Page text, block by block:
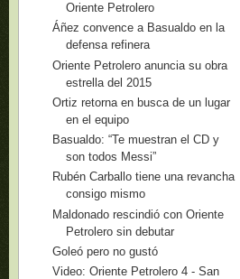
Oriente Petrolero
Áñez convence a Basualdo en la
defensa refinera
Oriente Petrolero anuncia su obra
estrella del 2015
Ortiz retorna en busca de un lugar
en el equipo
Basualdo: “Te muestran el CD y
son todos Messi”
Rubén Carballo tiene una revancha
consigo mismo
Maldonado rescindió con Oriente
Petrolero sin debutar
Goleó pero no gustó
Video: Oriente Petrolero 4 - San